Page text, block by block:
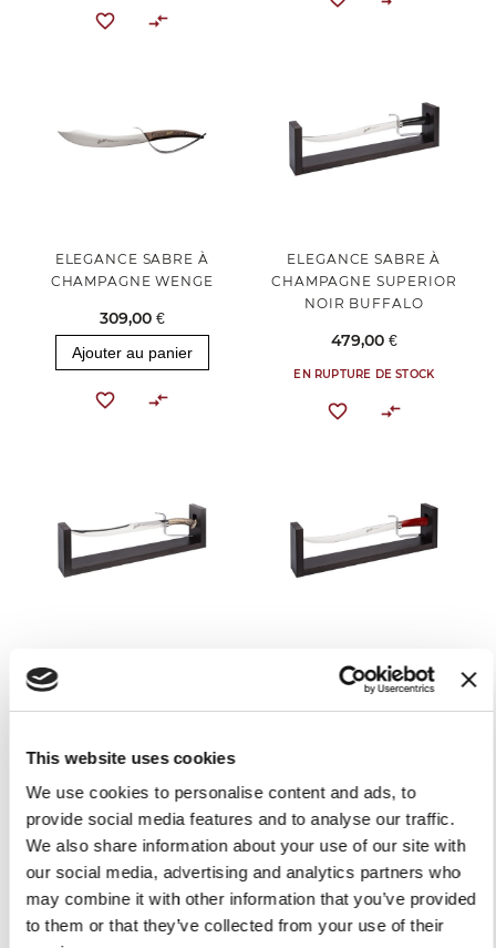
This website uses cookies
We use cookies to personalise content and ads, to
provide social media features and to analyse our traffic.
We also share information about your use of our site with
our social media, advertising and analytics partners who
may combine it with other information that you’ve provided
to them or that they’ve collected from your use of their
ELEGANCE SABRE À
CHAMPAGNE WENGE
309,00 €
Ajouter au panier
ELEGANCE SABRE À
CHAMPAGNE SUPERIOR
NOIR BUFFALO
479,00 €
EN RUPTURE DE STOCK
CHAMPAGNE SUPERIOR
CHAMPAGNE SUPERIOR
-40%